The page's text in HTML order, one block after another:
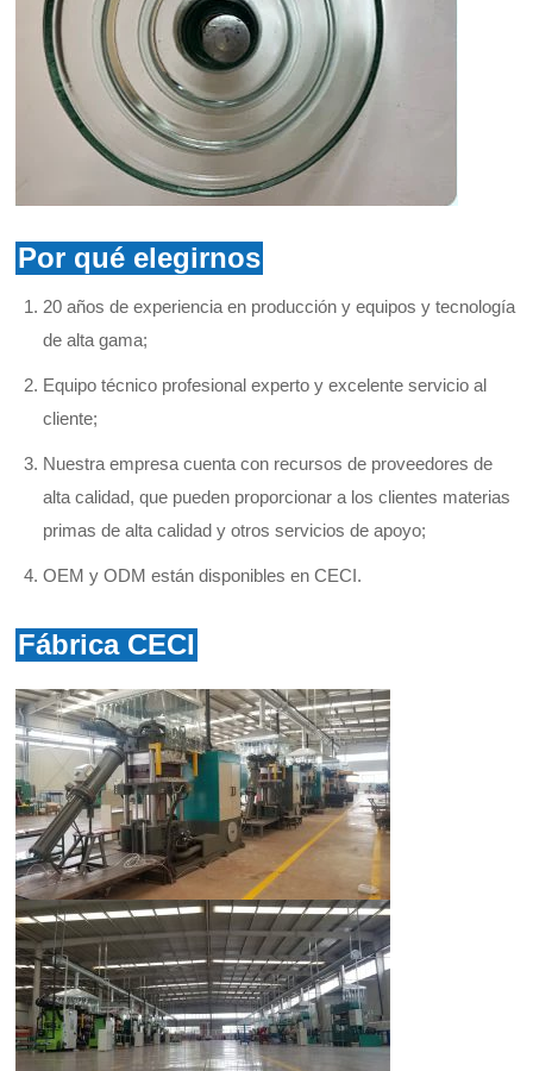
Por qué elegirnos
20 años de experiencia en producción y equipos y tecnología
de alta gama;
Equipo técnico profesional experto y excelente servicio al
cliente;
Nuestra empresa cuenta con recursos de proveedores de
alta calidad, que pueden proporcionar a los clientes materias
primas de alta calidad y otros servicios de apoyo;
OEM y ODM están disponibles en CECI.
Fábrica CECI